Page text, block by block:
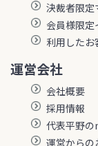
決裁者限定
会員様限定
利用したお
運営会社
会社概要
採用情報
代表平野
運営からの